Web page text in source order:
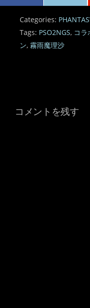
Categories:
Tags: PSO2NGS, コラ
ン, 霧雨魔理沙
コメントを残す